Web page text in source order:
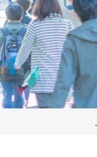
入試のポイント